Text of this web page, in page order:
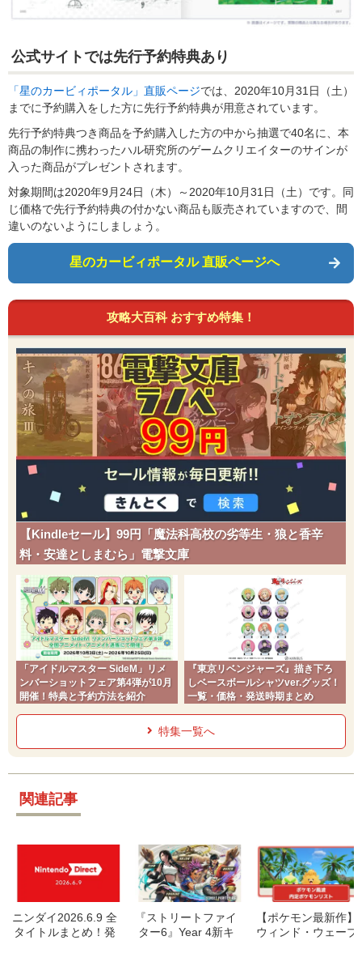
公式サイトでは先行予約特典あり
「星のカービィポータル」直販ページでは、2020年10月31日（土）
までに予約購入をした方に先行予約特典が用意されています。
先行予約特典つき商品を予約購入した方の中から抽選で40名に、本
商品の制作に携わったハル研究所のゲームクリエイターのサインが
入った商品がプレゼントされます。
対象期間は2020年9月24日（木）～2020年10月31日（土）です。同
じ価格で先行予約特典の付かない商品も販売されていますので、間
違いのないようにしましょう。
星のカービィポータル 直販ページへ
攻略大百科 おすすめ特集！
【Kindleセール】99円「魔法科高校の劣等生・狼と香辛
料・安達としまむら」電撃文庫
「アイドルマスター SideM」リメ
ンバーショットフェア第4弾が10月
開催！特典と予約方法を紹介
『東京リベンジャーズ』描き下ろ
しベースボールシャツver.グッズ！
一覧・価格・発送時期まとめ
特集一覧へ
関連記事
ニンダイ2026.6.9 全
タイトルまとめ！発
『ストリートファイ
ター6』Year 4新キ
【ポケモン最新作】
ウィンド・ウェーブ